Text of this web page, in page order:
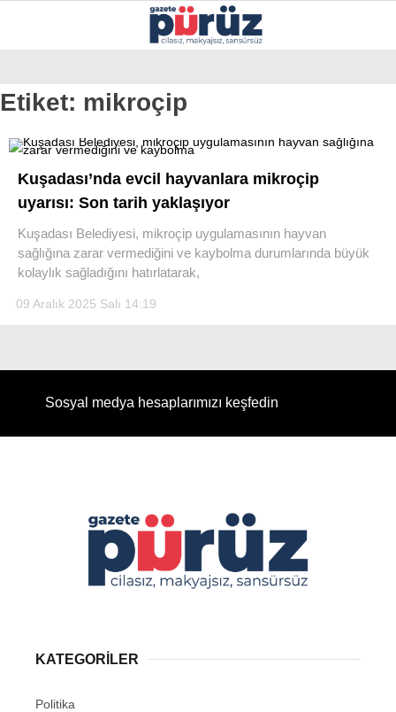
Instagram
Youtube
VİDEO
YEREL YÖNETIMLER
GÜNCEL
POLITIKA
DIĞER
Etiket: mikroçip
Kuşadası’nda evcil hayvanlara mikroçip
uyarısı: Son tarih yaklaşıyor
Kuşadası Belediyesi, mikroçip uygulamasının hayvan
sağlığına zarar vermediğini ve kaybolma durumlarında büyük
kolaylık sağladığını hatırlatarak,
09 Aralık 2025 Salı 14:19
Sosyal medya hesaplarımızı keşfedin
KATEGORİLER
Politika